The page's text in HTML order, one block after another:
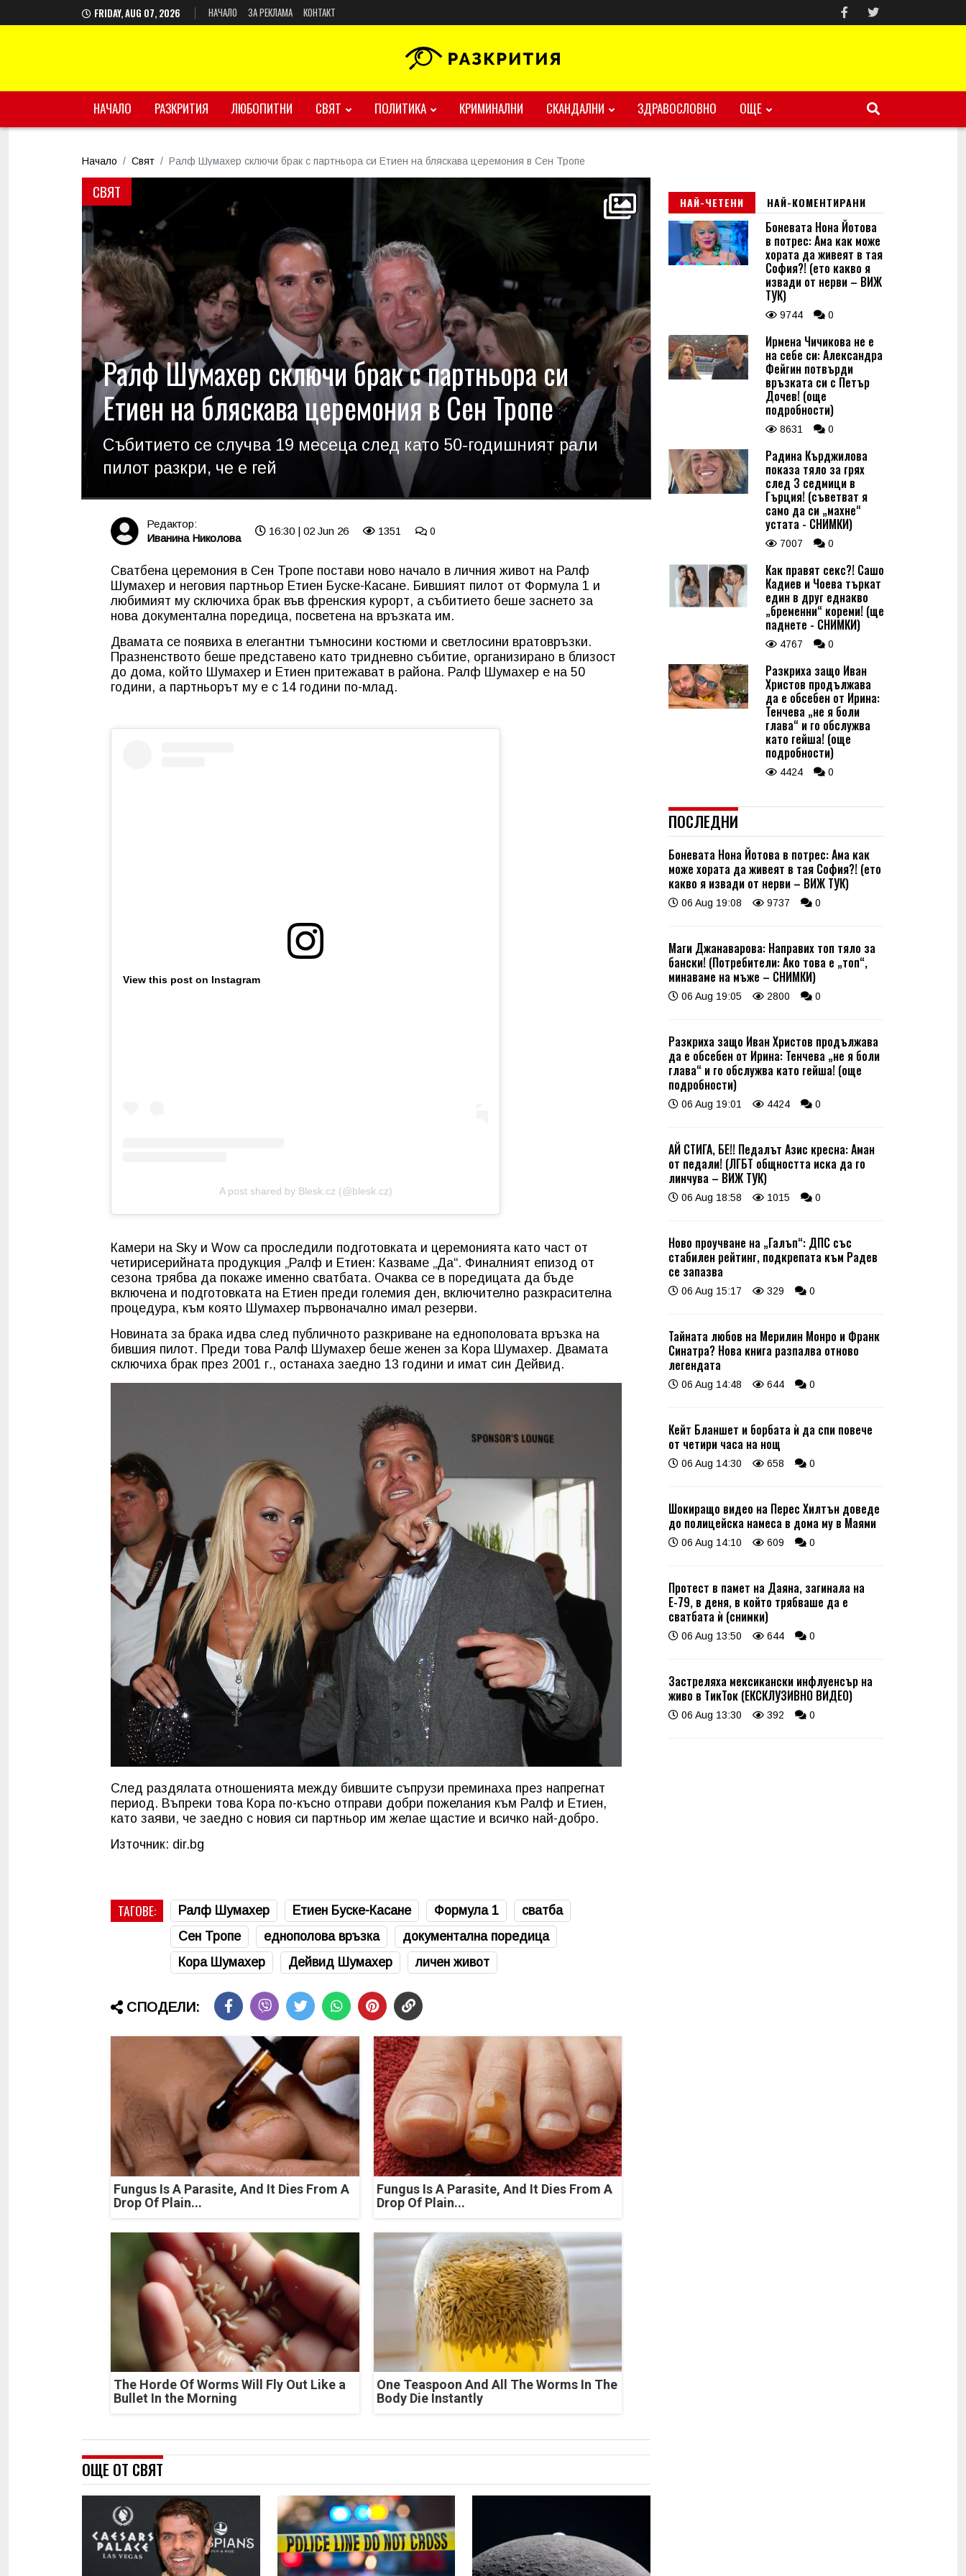
FRIDAY, AUG 07, 2026 НАЧАЛО ЗА РЕКЛАМА КОНТАКТ
НАЧАЛО РАЗКРИТИЯ ЛЮБОПИТНИ СВЯТ ПОЛИТИКА КРИМИНАЛНИ СКАНДАЛНИ ЗДРАВОСЛОВНО ОЩЕ
Начало Свят Ралф Шумахер сключи брак с партньора си Етиен на бляскава церемония в Сен Тропе
СВЯТ
Ралф Шумахер сключи брак с партньора си
Етиен на бляскава церемония в Сен Тропе
Събитието се случва 19 месеца след като 50-годишният рали
пилот разкри, че е гей
Редактор:
Иванина Николова
16:30 | 02 Jun 26 1351 0
Сватбена церемония в Сен Тропе постави ново начало в личния живот на Ралф
Шумахер и неговия партньор Етиен Буске-Касане. Бившият пилот от Формула 1 и
любимият му сключиха брак във френския курорт, а събитието беше заснето за
нова документална поредица, посветена на връзката им.
Двамата се появиха в елегантни тъмносини костюми и светлосини вратовръзки.
Празненството беше представено като тридневно събитие, организирано в близост
до дома, който Шумахер и Етиен притежават в района. Ралф Шумахер е на 50
години, а партньорът му е с 14 години по-млад.
View this post on Instagram
A post shared by Blesk.cz (@blesk.cz)
Камери на Sky и Wow са проследили подготовката и церемонията като част от
четирисерийната продукция „Ралф и Етиен: Казваме „Да“. Финалният епизод от
сезона трябва да покаже именно сватбата. Очаква се в поредицата да бъде
включена и подготовката на Етиен преди големия ден, включително разкрасителна
процедура, към която Шумахер първоначално имал резерви.
Новината за брака идва след публичното разкриване на еднополовата връзка на
бившия пилот. Преди това Ралф Шумахер беше женен за Кора Шумахер. Двамата
сключиха брак през 2001 г., останаха заедно 13 години и имат син Дейвид.
След раздялата отношенията между бившите съпрузи преминаха през напрегнат
период. Въпреки това Кора по-късно отправи добри пожелания към Ралф и Етиен,
като заяви, че заедно с новия си партньор им желае щастие и всичко най-добро.
Източник: dir.bg
ТАГОВЕ: Ралф Шумахер Етиен Буске-Касане Формула 1
сватба
Сен Тропе
еднополова връзка
документална поредица
Кора Шумахер
Дейвид Шумахер личен живот
СПОДЕЛИ:
Fungus Is A Parasite, And It Dies From A
Drop Of Plain...
Fungus Is A Parasite, And It Dies From A
Drop Of Plain...
The Horde Of Worms Will Fly Out Like a
Bullet In the Morning
One Teaspoon And All The Worms In The
Body Die Instantly
ОЩЕ ОТ СВЯТ
НАЙ-ЧЕТЕНИ НАЙ-КОМЕНТИРАНИ
Боневата Нона Йотова
в потрес: Ама как може
хората да живеят в тая
София?! (ето какво я
извади от нерви – ВИЖ
ТУК)
9744 0
Ирмена Чичикова не е
на себе си: Александра
Фейгин потвърди
връзката си с Петър
Дочев! (още
подробности)
8631 0
Радина Кърджилова
показа тяло за грях
след 3 седмици в
Гърция! (съветват я
само да си „махне“
устата - СНИМКИ)
7007 0
Как правят секс?! Сашо
Кадиев и Чоева търкат
един в друг еднакво
„бременни“ кореми! (ще
паднете - СНИМКИ)
4767 0
Разкриха защо Иван
Христов продължава
да е обсебен от Ирина:
Тенчева „не я боли
глава“ и го обслужва
като гейша! (още
подробности)
4424 0
ПОСЛЕДНИ
Боневата Нона Йотова в потрес: Ама как
може хората да живеят в тая София?! (ето
какво я извади от нерви – ВИЖ ТУК)
06 Aug 19:08 9737 0
Маги Джанаварова: Направих топ тяло за
бански! (Потребители: Ако това е „топ“,
минаваме на мъже – СНИМКИ)
06 Aug 19:05 2800 0
Разкриха защо Иван Христов продължава
да е обсебен от Ирина: Тенчева „не я боли
глава“ и го обслужва като гейша! (още
подробности)
06 Aug 19:01 4424 0
АЙ СТИГА, БЕ!! Педалът Азис кресна: Аман
от педали! (ЛГБТ общността иска да го
линчува – ВИЖ ТУК)
06 Aug 18:58 1015 0
Ново проучване на „Галъп“: ДПС със
стабилен рейтинг, подкрепата към Радев
се запазва
06 Aug 15:17 329 0
Тайната любов на Мерилин Монро и Франк
Синатра? Нова книга разпалва отново
легендата
06 Aug 14:48 644 0
Кейт Бланшет и борбата ѝ да спи повече
от четири часа на нощ
06 Aug 14:30 658 0
Шокиращо видео на Перес Хилтън доведе
до полицейска намеса в дома му в Маями
06 Aug 14:10 609 0
Протест в памет на Даяна, загинала на
Е-79, в деня, в който трябваше да е
сватбата ѝ (снимки)
06 Aug 13:50 644 0
Застреляха мексикански инфлуенсър на
живо в ТикТок (ЕКСКЛУЗИВНО ВИДЕО)
06 Aug 13:30 392 0